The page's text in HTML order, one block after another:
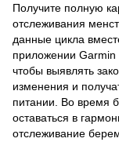
Получите полную
отслеживания
данные цикла
приложении
чтобы выявлять
изменения и
питании. Во время
оставаться в
отслеживание